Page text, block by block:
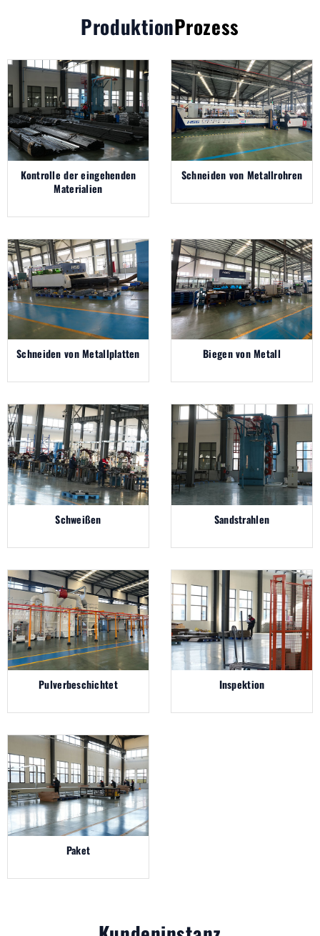
ProduktionProzess
Kontrolle der eingehenden
Materialien
Schneiden von Metallrohren
Schneiden von Metallplatten Biegen von Metall
Schweißen Sandstrahlen
Pulverbeschichtet Inspektion
Paket